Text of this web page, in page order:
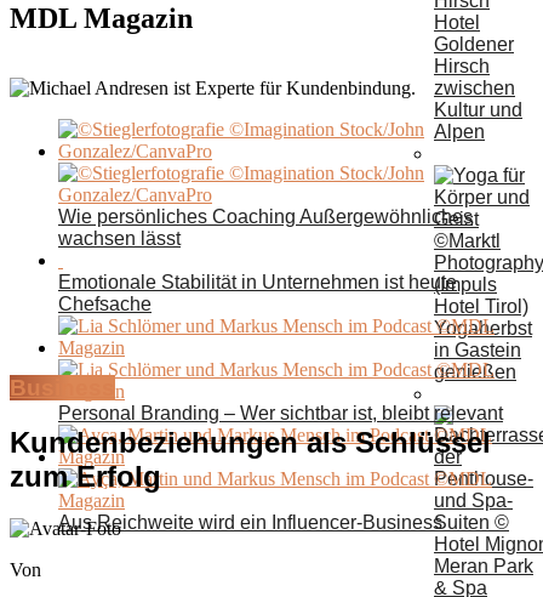
MDL Magazin
Hotel
Goldener
Hirsch
zwischen
Kultur und
Alpen
Yogaherbst
in Gastein
genießen
Wie persönliches Coaching Außergewöhnliches
wachsen lässt
Emotionale Stabilität in Unternehmen ist heute
Chefsache
Personal Branding – Wer sichtbar ist, bleibt relevant
Aus Reichweite wird ein Influencer-Business
Business
Kundenbeziehungen als Schlüssel
zum Erfolg
Von